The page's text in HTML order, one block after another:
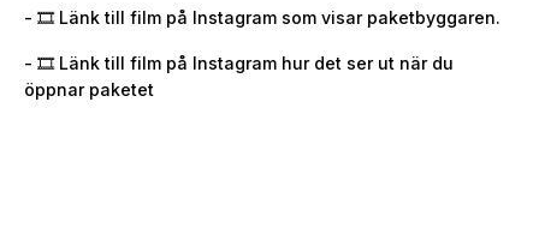
- 🎞️ Länk till film på Instagram som visar paketbyggaren.
- 🎞️ Länk till film på Instagram hur det ser ut när du
öppnar paketet